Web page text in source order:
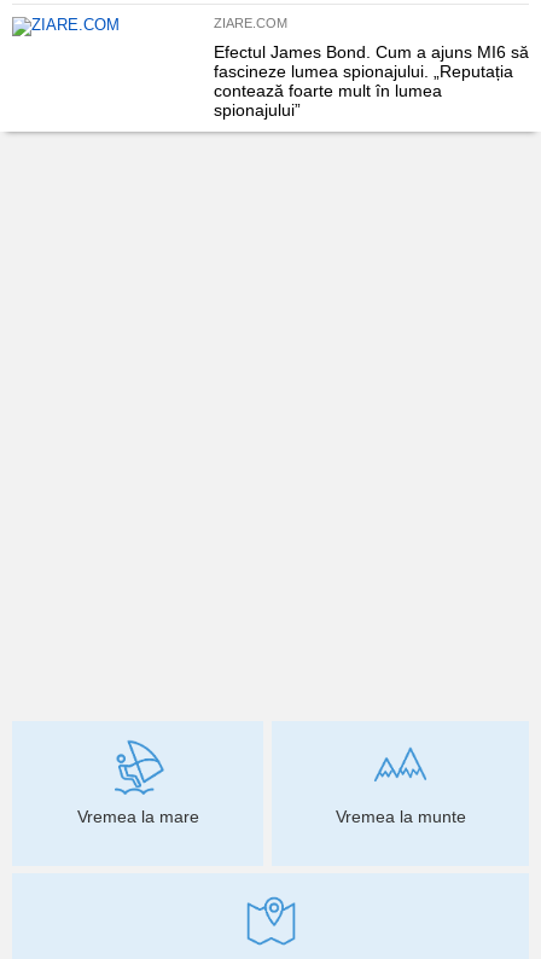
ZIARE.COM
Efectul James Bond. Cum a ajuns MI6 să
fascineze lumea spionajului. „Reputația
contează foarte mult în lumea
spionajului”
Vremea la mare Vremea la munte